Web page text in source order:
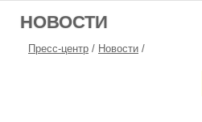
НОВОСТИ
Пресс-центр / Новости /